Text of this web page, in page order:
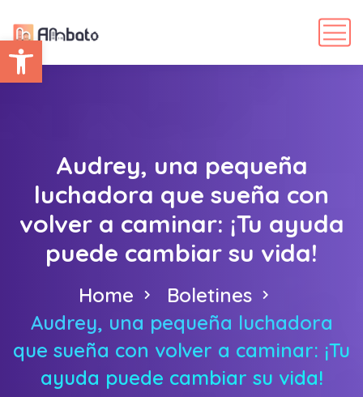
Abrir barra de herramientas
Audrey, una pequeña
luchadora que sueña con
volver a caminar: ¡Tu ayuda
puede cambiar su vida!
Home
Boletines
Audrey, una pequeña luchadora
que sueña con volver a caminar: ¡Tu
ayuda puede cambiar su vida!